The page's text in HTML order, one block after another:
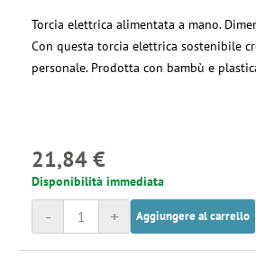
Torcia elettrica alimentata a mano.
Con questa torcia elettrica sostenibile
personale. Prodotta con bambù e
21,84 €
Disponibilità immediata
+
- Aggiungere al carrello